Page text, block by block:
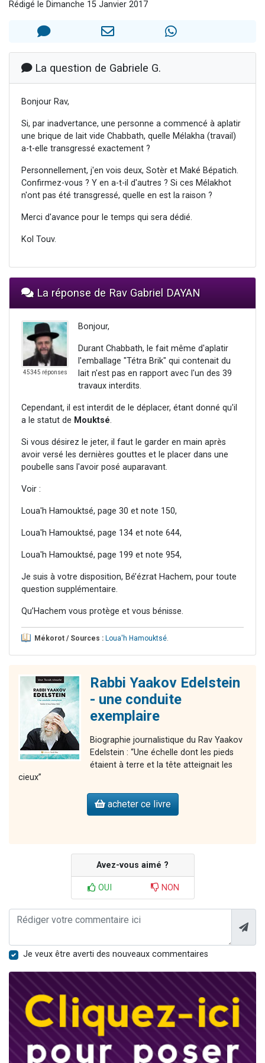
Il reste 49 places pour étudier en groupe sur Zoom
Eva vient de donner son Maasser
Rédigé le Dimanche 15 Janvier 2017
La question de Gabriele G.
Bonjour Rav,
Si, par inadvertance, une personne a commencé à aplatir
une brique de lait vide Chabbath, quelle Mélakha (travail)
a-t-elle transgressé exactement ?
Personnellement, j'en vois deux, Sotèr et Maké Bépatich.
Confirmez-vous ? Y en a-t-il d'autres ? Si ces Mélakhot
n'ont pas été transgressé, quelle en est la raison ?
Merci d'avance pour le temps qui sera dédié.
Kol Touv.
La réponse de Rav Gabriel DAYAN
45345 réponses
Bonjour,
Durant Chabbath, le fait même d'aplatir
l'emballage "Tétra Brik" qui contenait du
lait n'est pas en rapport avec l'un des 39
travaux interdits.
Cependant, il est interdit de le déplacer, étant donné qu'il
a le statut de Mouktsé.
Si vous désirez le jeter, il faut le garder en main après
avoir versé les dernières gouttes et le placer dans une
poubelle sans l'avoir posé auparavant.
Voir :
Loua'h Hamouktsé, page 30 et note 150,
Loua'h Hamouktsé, page 134 et note 644,
Loua'h Hamouktsé, page 199 et note 954,
Je suis à votre disposition, Bé’ézrat Hachem, pour toute
question supplémentaire.
Qu’Hachem vous protège et vous bénisse.
Mékorot / Sources : Loua'h Hamouktsé.
Rabbi Yaakov Edelstein
- une conduite
exemplaire
Biographie journalistique du Rav Yaakov
Edelstein : “Une échelle dont les pieds
étaient à terre et la tête atteignait les
cieux”
acheter ce livre
Avez-vous aimé ?
OUI NON
Je veux être averti des nouveaux commentaires